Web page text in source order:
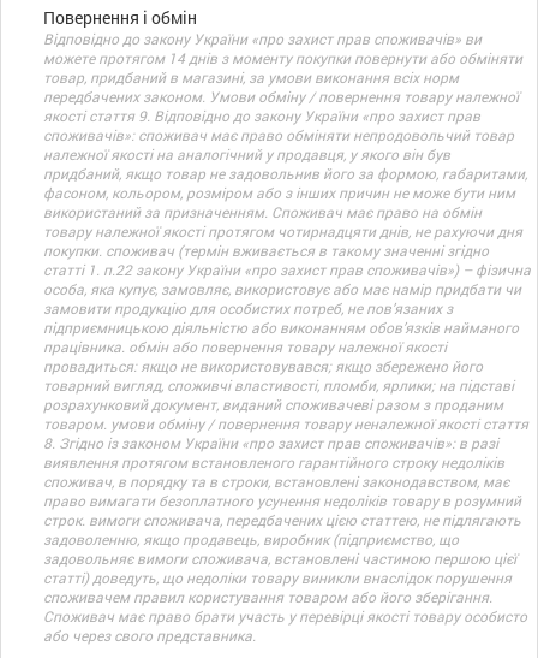
Повернення і обмін
Відповідно до закону України «про захист прав споживачів» ви
можете протягом 14 днів з моменту покупки повернути або обміняти
товар, придбаний в магазині, за умови виконання всіх норм
передбачених законом. Умови обміну / повернення товару належної
якості стаття 9. Відповідно до закону України «про захист прав
споживачів»: споживач має право обміняти непродовольчий товар
належної якості на аналогічний у продавця, у якого він був
придбаний, якщо товар не задовольнив його за формою, габаритами,
фасоном, кольором, розміром або з інших причин не може бути ним
використаний за призначенням. Споживач має право на обмін
товару належної якості протягом чотирнадцяти днів, не рахуючи дня
покупки. споживач (термін вживається в такому значенні згідно
статті 1. п.22 закону України «про захист прав споживачів») – фізична
особа, яка купує, замовляє, використовує або має намір придбати чи
замовити продукцію для особистих потреб, не пов’язаних з
підприємницькою діяльністю або виконанням обов’язків найманого
працівника. обмін або повернення товару належної якості
провадиться: якщо не використовувався; якщо збережено його
товарний вигляд, споживчі властивості, пломби, ярлики; на підставі
розрахунковий документ, виданий споживачеві разом з проданим
товаром. умови обміну / повернення товару неналежної якості стаття
8. Згідно із законом України «про захист прав споживачів»: в разі
виявлення протягом встановленого гарантійного строку недоліків
споживач, в порядку та в строки, встановлені законодавством, має
право вимагати безоплатного усунення недоліків товару в розумний
строк. вимоги споживача, передбачених цією статтею, не підлягають
задоволенню, якщо продавець, виробник (підприємство, що
задовольняє вимоги споживача, встановлені частиною першою цієї
статті) доведуть, що недоліки товару виникли внаслідок порушення
споживачем правил користування товаром або його зберігання.
Споживач має право брати участь у перевірці якості товару особисто
або через свого представника.